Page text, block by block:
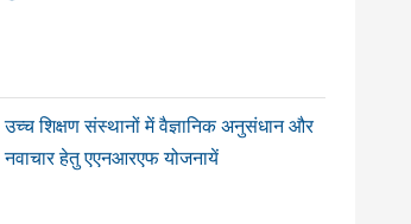
उच्च शिक्षण संस्थानों में वैज्ञानिक अनुसंधान और
नवाचार हेतु एएनआरएफ योजनायें